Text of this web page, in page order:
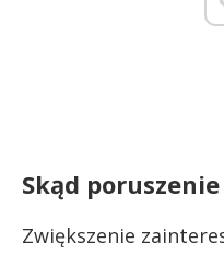
Skąd
Zwiększenie